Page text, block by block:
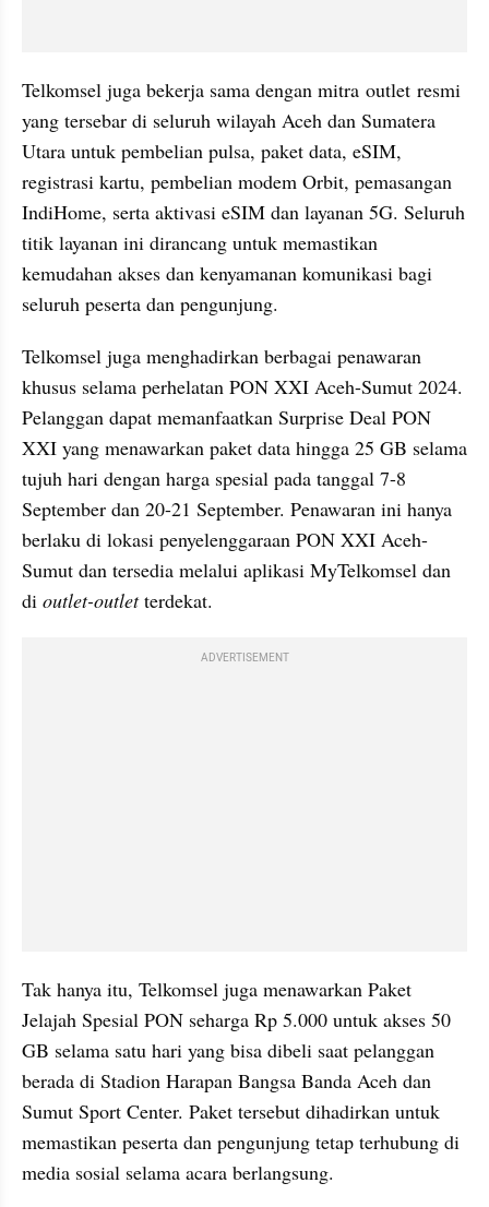
Telkomsel juga bekerja sama dengan mitra outlet resmi
yang tersebar di seluruh wilayah Aceh dan Sumatera
Utara untuk pembelian pulsa, paket data, eSIM,
registrasi kartu, pembelian modem Orbit, pemasangan
IndiHome, serta aktivasi eSIM dan layanan 5G. Seluruh
titik layanan ini dirancang untuk memastikan
kemudahan akses dan kenyamanan komunikasi bagi
seluruh peserta dan pengunjung.
Telkomsel juga menghadirkan berbagai penawaran
khusus selama perhelatan PON XXI Aceh-Sumut 2024.
Pelanggan dapat memanfaatkan Surprise Deal PON
XXI yang menawarkan paket data hingga 25 GB selama
tujuh hari dengan harga spesial pada tanggal 7-8
September dan 20-21 September. Penawaran ini hanya
berlaku di lokasi penyelenggaraan PON XXI Aceh-
Sumut dan tersedia melalui aplikasi MyTelkomsel dan
di outlet-outlet terdekat.
ADVERTISEMENT
Tak hanya itu, Telkomsel juga menawarkan Paket
Jelajah Spesial PON seharga Rp 5.000 untuk akses 50
GB selama satu hari yang bisa dibeli saat pelanggan
berada di Stadion Harapan Bangsa Banda Aceh dan
Sumut Sport Center. Paket tersebut dihadirkan untuk
memastikan peserta dan pengunjung tetap terhubung di
media sosial selama acara berlangsung.